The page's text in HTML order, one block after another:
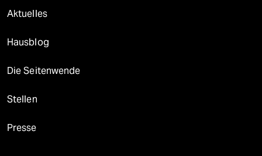
Aktuelles
Hausblog
Die Seitenwende
Stellen
Presse